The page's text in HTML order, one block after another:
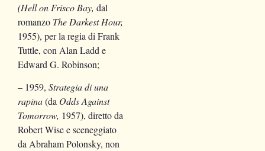
(Hell on Frisco Bay, dal
romanzo The Darkest Hour,
1955), per la regia di Frank
Tuttle, con Alan Ladd e
Edward G. Robinson;
– 1959, Strategia di una
rapina(da Odds Against
Tomorrow, 1957), diretto da
Robert Wise e sceneggiato
da Abraham Polonsky, non